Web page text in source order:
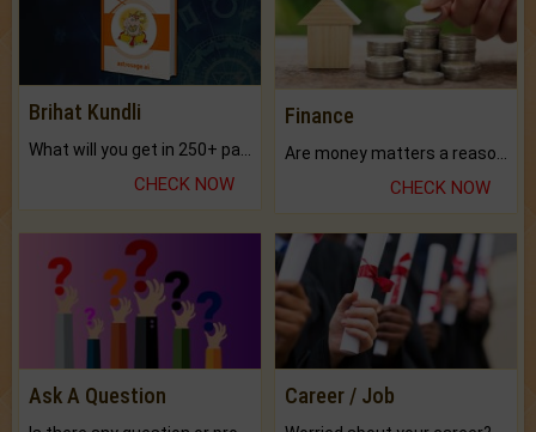
Brihat Kundli
CHECK NOW
Finance
CHECK NOW
Ask A Question Career / Job